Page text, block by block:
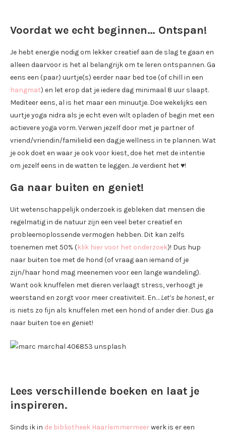
Voordat we echt beginnen… Ontspan!
Je hebt energie nodig om lekker creatief aan de slag te gaan en
alleen daarvoor is het al belangrijk om te leren ontspannen. Ga
eens een (paar) uurtje(s) eerder naar bed toe (of chill in een
hangmat) en let erop dat je iedere dag minimaal 8 uur slaapt.
Mediteer eens, al is het maar een minuutje. Doe wekelijks een
uurtje yoga nidra als je echt even wilt opladen of begin met een
actievere yoga vorm. Verwen jezelf door met je partner of
vriend/vriendin/familielid een dagje wellness in te plannen. Wat
je ook doet en waar je ook voor kiest, doe het met de intentie
om jezelf eens in de watten te leggen. Je verdient het ♥!
Ga naar buiten en geniet!
Uit wetenschappelijk onderzoek is gebleken dat mensen die
regelmatig in de natuur zijn een veel beter creatief en
probleemoplossende vermogen hebben. Dit kan zelfs
toenemen met 50% (klik hier voor het onderzoek)! Dus hup
naar buiten toe met de hond (of vraag aan iemand of je
zijn/haar hond mag meenemen voor een lange wandeling).
Want ook knuffelen met dieren verlaagt stress, verhoogt je
weerstand en zorgt voor meer creativiteit. En… Let’s be honest, er
is niets zo fijn als knuffelen met een hond of ander dier. Dus ga
naar buiten toe en geniet!
Lees verschillende boeken en laat je
inspireren.
Sinds ik in de bibliotheek Haarlemmermeerwerk is er een